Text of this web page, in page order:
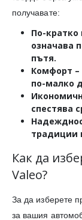
получавате:
По-кратко
означава
пътя.
Комфорт
по-малко
спестява
традиции
Как да
Valeo?
За да изберете
за вашия